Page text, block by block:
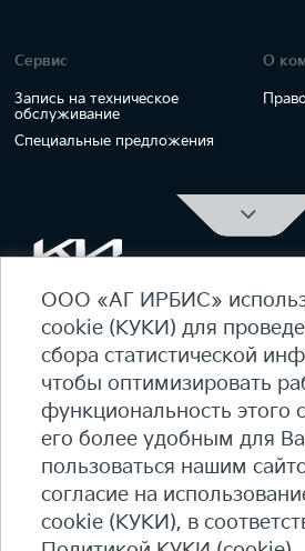
Сервис
Запись на техническое
обслуживание
Специальные предложения
О
ОФИЦИАЛЬНЫЙ ДИЛЕР Kia Ирбис
ежедневно 09:00 - 21:00
7 (495) 476-39-64
Карта сайта
Политика
Политика КУКИ (cookie)
+7(495) 644-18-18
© 2026 Студеный пр-д, 7Б - 90 км
ООО «АГ ИРБИС»
cookie (КУКИ) для
сбора статистической
чтобы оптимизировать
функциональность этого
его более удобным для
пользоваться нашим
согласие на
cookie (КУКИ), в